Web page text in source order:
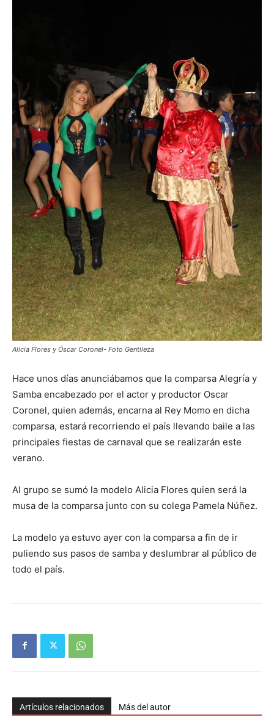
Alicia Flores y Óscar Coronel- Foto Gentileza
Hace unos días anunciábamos que la comparsa Alegría y
Samba encabezado por el actor y productor Oscar
Coronel, quien además, encarna al Rey Momo en dicha
comparsa, estará recorriendo el país llevando baile a las
principales fiestas de carnaval que se realizarán este
verano.
Al grupo se sumó la modelo Alicia Flores quien será la
musa de la comparsa junto con su colega Pamela Núñez.
La modelo ya estuvo ayer con la comparsa a fin de ir
puliendo sus pasos de samba y deslumbrar al público de
todo el país.
Artículos relacionados Más del autor